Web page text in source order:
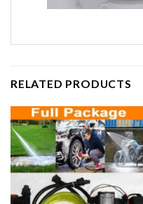
RELATED PRODUCTS